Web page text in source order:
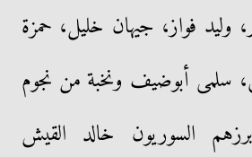
وليد فواز، جيهان خليل، حمزة
سلمى أبوضيف ونخبة من نجوم
السوريون خالد القيش